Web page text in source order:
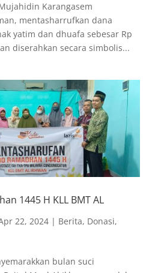
Karangasem
mentasharrufkan dana
yatim dan dhuafa sebesar Rp
diserahkan secara simbolis...
1445 H KLL BMT AL
22, 2024| Berita, Donasi,
bulan suci